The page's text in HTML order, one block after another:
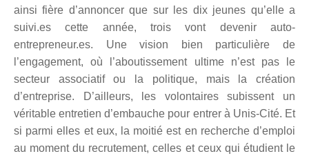
ainsi fière d’annoncer que sur les dix jeunes qu’elle a
suivi.es cette année, trois vont devenir auto-
entrepreneur.es. Une vision bien particulière de
l’engagement, où l’aboutissement ultime n’est pas le
secteur associatif ou la politique, mais la création
d’entreprise. D’ailleurs, les volontaires subissent un
véritable entretien d’embauche pour entrer à Unis-Cité. Et
si parmi elles et eux, la moitié est en recherche d’emploi
au moment du recrutement, celles et ceux qui étudient le